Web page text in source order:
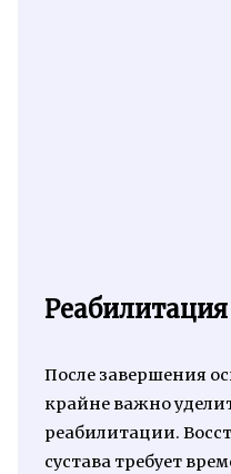
После завершения
крайне важно
реабилитации.
сустава требует